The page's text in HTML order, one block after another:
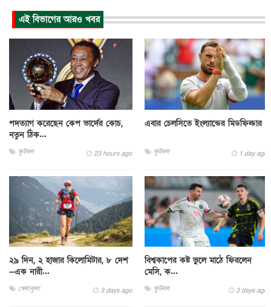
এই বিভাগের আরও খবর
পদত্যাগ করেছেন কেপ ভার্দের কোচ,
নতুন ঠিক...
ফুটবল 23 hours ago
এবার চেলসিতে ইংল্যান্ডের মিডফিল্ডার
ফুটবল 1 day ago
২৯ দিন, ২ হাজার কিলোমিটার, ৮ দেশ
—এক নারী...
খেলাধুলা 3 days ago
বিশ্বকাপের কষ্ট ভুলে মাঠে ফিরলেন
মেসি, ক...
ফুটবল 3 days ago